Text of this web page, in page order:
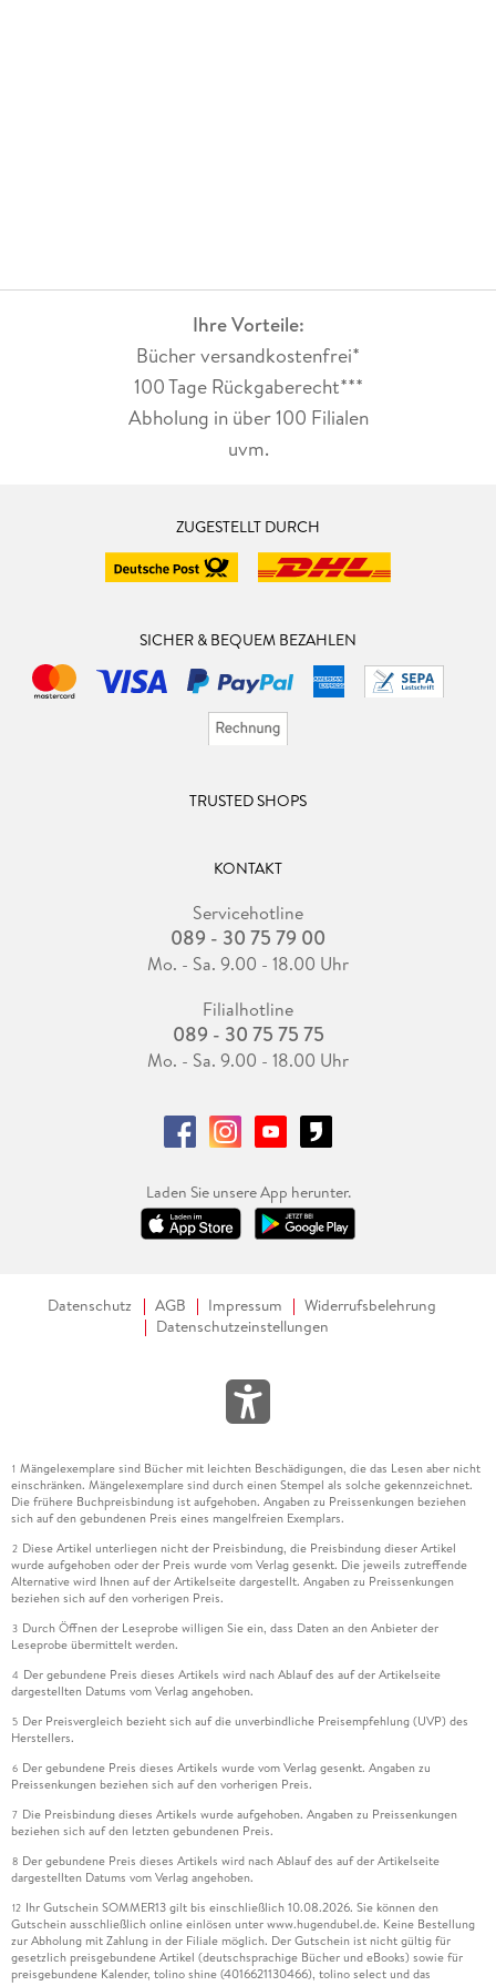
Ihre Vorteile:
Bücher versandkostenfrei*
100 Tage Rückgaberecht***
Abholung in über 100 Filialen
uvm.
ZUGESTELLT DURCH
SICHER & BEQUEM BEZAHLEN
TRUSTED SHOPS
KONTAKT
Servicehotline
089 - 30 75 79 00
Mo. - Sa. 9.00 - 18.00 Uhr
Filialhotline
089 - 30 75 75 75
Mo. - Sa. 9.00 - 18.00 Uhr
Laden Sie unsere App herunter.
Datenschutz AGB Impressum
Widerrufsbelehrung
Datenschutzeinstellungen
1 Mängelexemplare sind Bücher mit leichten Beschädigungen, die das Lesen aber nicht
einschränken. Mängelexemplare sind durch einen Stempel als solche gekennzeichnet.
Die frühere Buchpreisbindung ist aufgehoben. Angaben zu Preissenkungen beziehen
sich auf den gebundenen Preis eines mangelfreien Exemplars.
2 Diese Artikel unterliegen nicht der Preisbindung, die Preisbindung dieser Artikel
wurde aufgehoben oder der Preis wurde vom Verlag gesenkt. Die jeweils zutreffende
Alternative wird Ihnen auf der Artikelseite dargestellt. Angaben zu Preissenkungen
beziehen sich auf den vorherigen Preis.
3 Durch Öffnen der Leseprobe willigen Sie ein, dass Daten an den Anbieter der
Leseprobe übermittelt werden.
4 Der gebundene Preis dieses Artikels wird nach Ablauf des auf der Artikelseite
dargestellten Datums vom Verlag angehoben.
5 Der Preisvergleich bezieht sich auf die unverbindliche Preisempfehlung (UVP) des
Herstellers.
6 Der gebundene Preis dieses Artikels wurde vom Verlag gesenkt. Angaben zu
Preissenkungen beziehen sich auf den vorherigen Preis.
7 Die Preisbindung dieses Artikels wurde aufgehoben. Angaben zu Preissenkungen
beziehen sich auf den letzten gebundenen Preis.
8 Der gebundene Preis dieses Artikels wird nach Ablauf des auf der Artikelseite
dargestellten Datums vom Verlag angehoben.
12 Ihr Gutschein SOMMER13 gilt bis einschließlich 10.08.2026. Sie können den
Gutschein ausschließlich online einlösen unter www.hugendubel.de. Keine Bestellung
zur Abholung mit Zahlung in der Filiale möglich. Der Gutschein ist nicht gültig für
gesetzlich preisgebundene Artikel (deutschsprachige Bücher und eBooks) sowie für
preisgebundene Kalender, tolino shine (4016621130466), tolino select und das